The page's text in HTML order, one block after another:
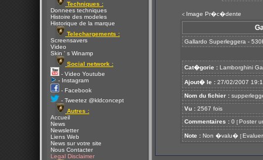
Techniques :
Donnees techniques
Histoire des modeles
Historique de la marque
Telechargements :
Screensavers
Video
Skin ' s Winamp
Social network :
- Video Youtube
- Instagram
- Facebook
- Tweetez @kldconcept
Autres :
Accueil
News
Newsletter
Liens Web
News sur votre site
Nous Contacter
Legal Disclaimer
< Image Pr�c�dente
Gallardo Superleggera -
Cat�gorie : Lamborghini
Ajout� le : 27/02/2007
Nom du fichier :
Vu : 2567 fois
Commentaires : 0 [ Poster
Note : Non �valu� [ Evaluer